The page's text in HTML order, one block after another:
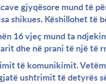
gjyqësore mund të
shikues. Këshillohet të
16 vjeç mund ta
dhe në prani të një të
të komunikimit.
ushtrimit të detyrës